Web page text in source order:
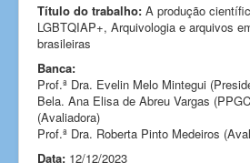
Título do trabalho: A produção
LGBTQIAP+, Arquivologia e arquivos
brasileiras
Banca:
Prof.ª Dra. Evelin Melo Mintegui
Bela. Ana Elisa de Abreu Vargas
(Avaliadora)
Prof.ª Dra. Roberta Pinto Medeiros
Data: 12/12/2023